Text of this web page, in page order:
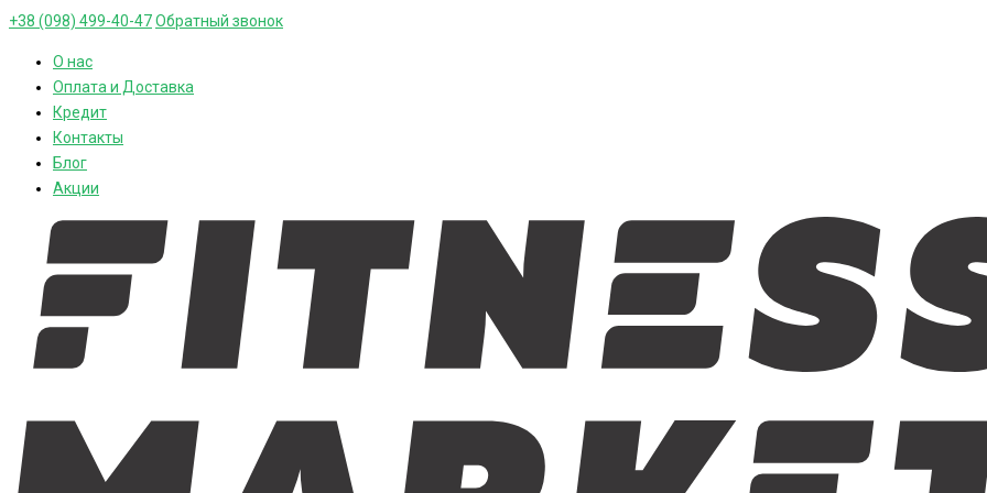
+38 (098) 499-40-47Обратный звонок
О нас
Оплата и Доставка
Кредит
Контакты
Блог
Акции